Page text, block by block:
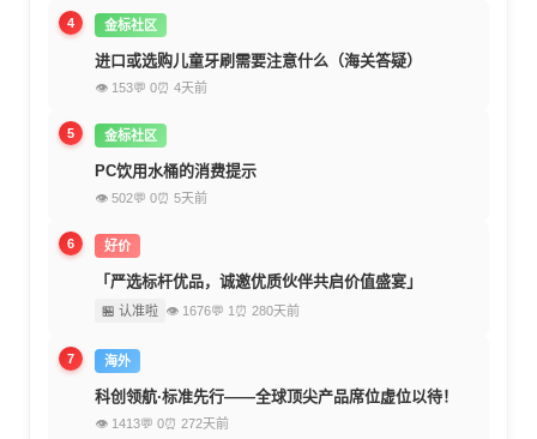
4 金标社区
进口或选购儿童牙刷需要注意什么（海关答疑）
👁 153💬 0⏰ 4天前
5 金标社区
PC饮用水桶的消费提示
👁 502💬 0⏰ 5天前
6 好价
「严选标杆优品，诚邀优质伙伴共启价值盛宴」
🏪 认准啦 👁 1676💬 1 ⏰ 280天前
7 海外
科创领航·标准先行——全球顶尖产品席位虚位以待！
👁 1413💬 0⏰ 272天前